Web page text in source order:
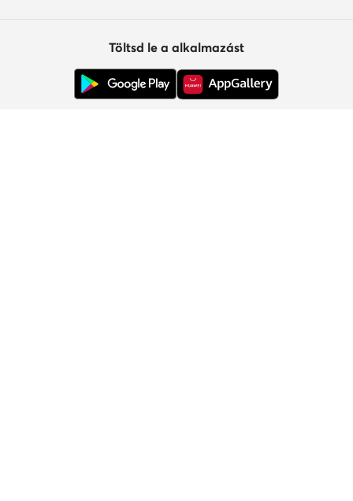
Töltsd le a alkalmazást